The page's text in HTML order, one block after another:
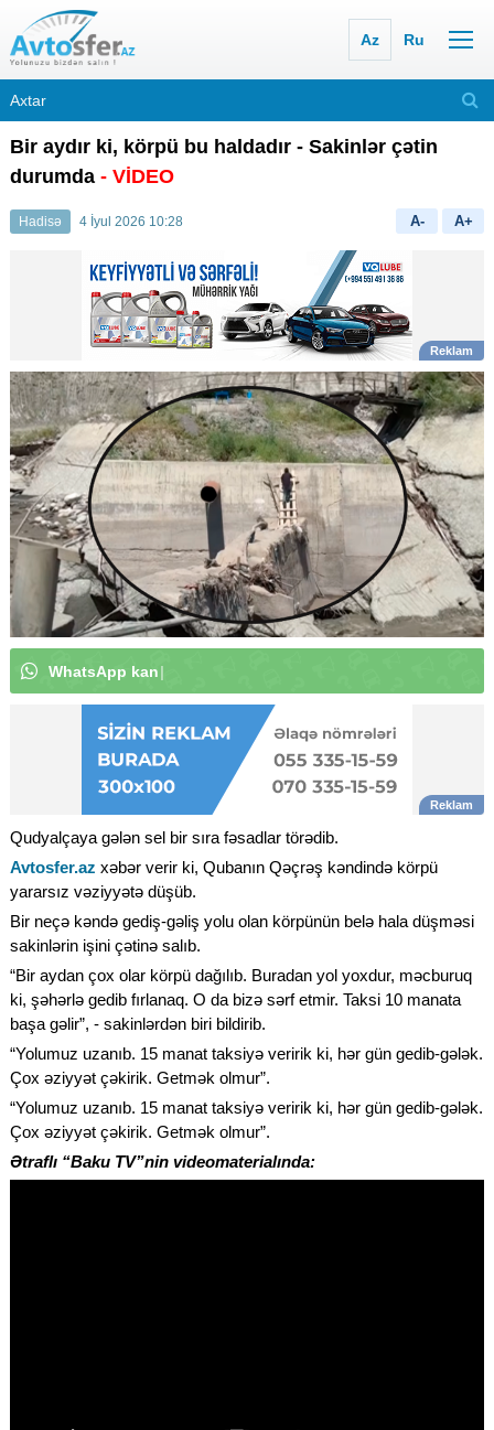
Az Ru
Bir aydır ki, körpü bu haldadır - Sakinlər çətin
durumda - VİDEO
Hadisə 4 İyul 2026 10:28 A- A+
WhatsApp kana
Qudyalçaya gələn sel bir sıra fəsadlar törədib.
Avtosfer.az xəbər verir ki, Qubanın Qəçrəş kəndində körpü
yararsız vəziyyətə düşüb.
Bir neçə kəndə gediş-gəliş yolu olan körpünün belə hala düşməsi
sakinlərin işini çətinə salıb.
“Bir aydan çox olar körpü dağılıb. Buradan yol yoxdur, məcburuq
ki, şəhərlə gedib fırlanaq. O da bizə sərf etmir. Taksi 10 manata
başa gəlir”, - sakinlərdən biri bildirib.
“Yolumuz uzanıb. 15 manat taksiyə veririk ki, hər gün gedib-gələk.
Çox əziyyət çəkirik. Getmək olmur”.
“Yolumuz uzanıb. 15 manat taksiyə veririk ki, hər gün gedib-gələk.
Çox əziyyət çəkirik. Getmək olmur”.
Ətraflı “Baku TV”nin videomaterialında: